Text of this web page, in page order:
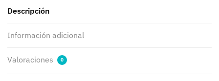
Descripción
Información adicional
Valoraciones 0